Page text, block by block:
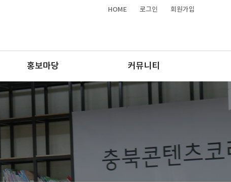
HOME 로그인 회원가입
홍보마당 커뮤니티